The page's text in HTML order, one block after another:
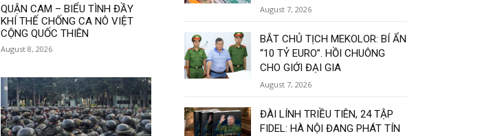
QUẬN CAM – BIỂU TÌNH ĐẦY
KHÍ THẾ CHỐNG CA NÔ VIỆT
CỘNG QUỐC THIÊN
August 8, 2026
August 7, 2026
BẮT CHỦ TỊCH MEKOLOR: BÍ ẨN
“10 TỶ EURO”. HỒI CHUÔNG
CHO GIỚI ĐẠI GIA
August 7, 2026
ĐÀI LÍNH TRIỀU TIÊN, 24 TẬP
FIDEL: HÀ NỘI ĐANG PHÁT TÍN